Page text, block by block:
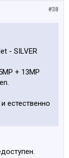
#38
- SILVER
+ 13MP
естественно
to receive
out or